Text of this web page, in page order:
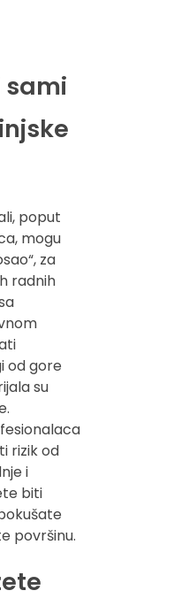
poput
mogu
za
radnih
od gore
su
rizik od
i
biti
površinu.